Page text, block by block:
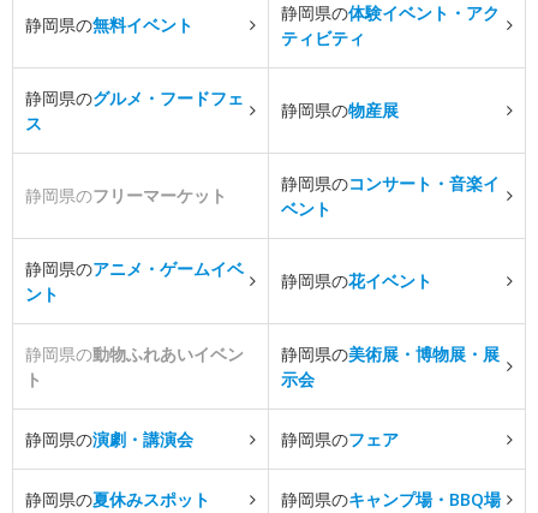
静岡県の無料イベント
静岡県の体験イベント・アク
ティビティ
静岡県のグルメ・フードフェ
ス
静岡県の物産展
静岡県のフリーマーケット
静岡県のコンサート・音楽イ
ベント
静岡県のアニメ・ゲームイベ
ント
静岡県の花イベント
静岡県の動物ふれあいイベン
ト
静岡県の美術展・博物展・展
示会
静岡県の演劇・講演会 静岡県のフェア
静岡県の夏休みスポット 静岡県のキャンプ場・BBQ場